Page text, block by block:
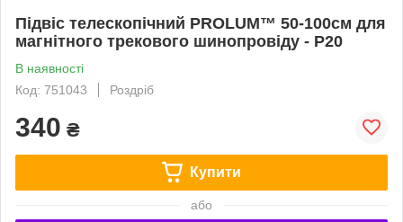
Підвіс телескопічний PROLUM™ 50-100см для
магнітного трекового шинопровіду - P20
В наявності
Код: 751043
Роздріб
340 ₴
Купити
або